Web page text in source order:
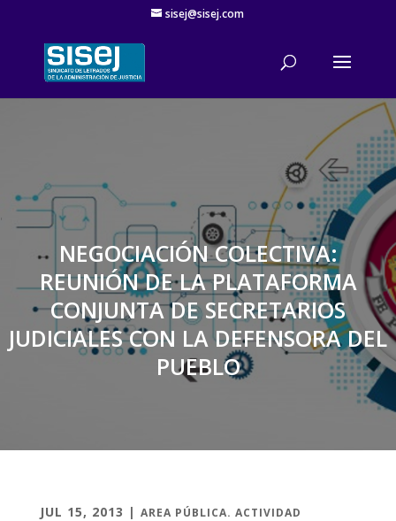
sisej@sisej.com
'
NEGOCIACIÓN COLECTIVA:
REUNIÓN DE LA PLATAFORMA
CONJUNTA DE SECRETARIOS
JUDICIALES CON LA DEFENSORA DEL
PUEBLO
JUL 15, 2013 | AREA PÚBLICA. ACTIVIDAD